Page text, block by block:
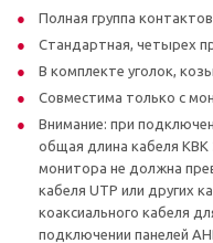
Полная группа
Стандартная, четырех
В комплекте уголок,
Совместима только с
Внимание: при
общая длина кабеля КВК
монитора не должна
кабеля UTP или других
коаксиального кабеля
подключении панелей